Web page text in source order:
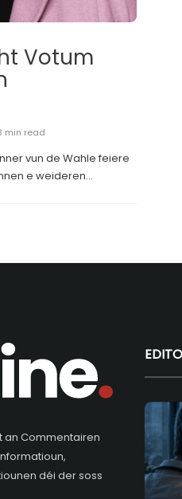
Votum
min read
vun de Wahle feiere
e weideren...
an Commentairen
déi der soss